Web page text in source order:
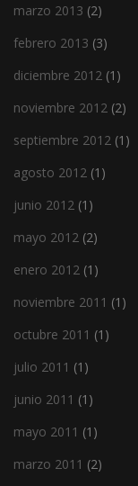
marzo 2013 (2)
febrero 2013 (3)
diciembre 2012 (1)
noviembre 2012 (2)
septiembre 2012 (1)
agosto 2012 (1)
junio 2012 (1)
mayo 2012 (2)
enero 2012 (1)
noviembre 2011 (1)
octubre 2011 (1)
julio 2011 (1)
junio 2011 (1)
mayo 2011 (1)
marzo 2011 (2)